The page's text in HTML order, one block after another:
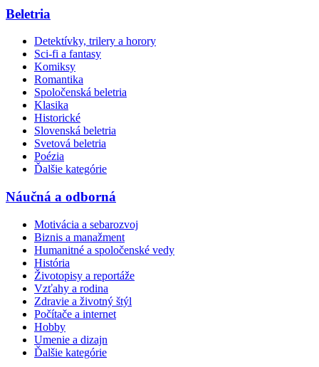
Beletria
Detektívky, trilery a horory
Sci-fi a fantasy
Komiksy
Romantika
Spoločenská beletria
Klasika
Historické
Slovenská beletria
Svetová beletria
Poézia
Ďalšie kategórie
Náučná a odborná
Motivácia a sebarozvoj
Biznis a manažment
Humanitné a spoločenské vedy
História
Životopisy a reportáže
Vzťahy a rodina
Zdravie a životný štýl
Počítače a internet
Hobby
Umenie a dizajn
Ďalšie kategórie